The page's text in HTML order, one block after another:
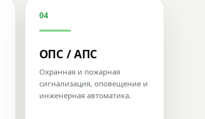
04
ОПС / АПС
Охранная и пожарная
сигнализация, оповещение и
инженерная автоматика.